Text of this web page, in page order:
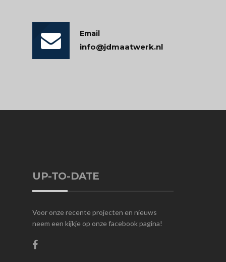
Email
info@jdmaatwerk.nl
UP-TO-DATE
Voor onze recente projecten en nieuws
neem een kijkje op onze facebook pagina!